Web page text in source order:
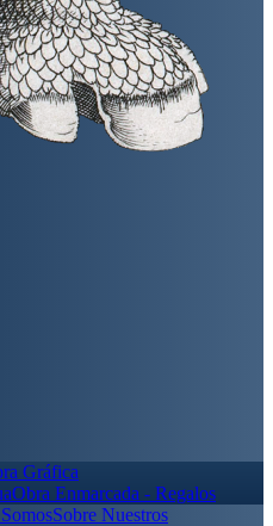
Gráfica
Obra Enmarcada - Regalos
Sobre Nuestros